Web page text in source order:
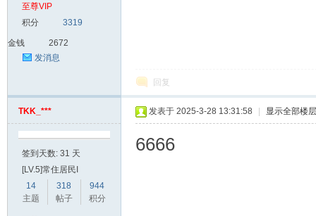
至尊VIP
积分
3319
金钱
2672
发消息
回复
TKK_***
签到天数: 31 天
[LV.5]常住居民I
14
主题
318
帖子
944
积分
发表于 2025-3-28 13:31:58 显示全部楼层
6666